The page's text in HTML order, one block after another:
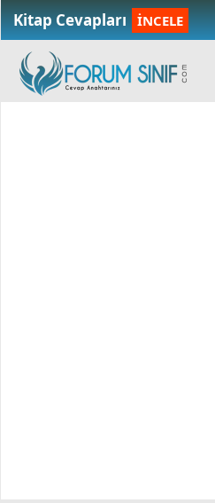
Kitap Cevapları İNCELE